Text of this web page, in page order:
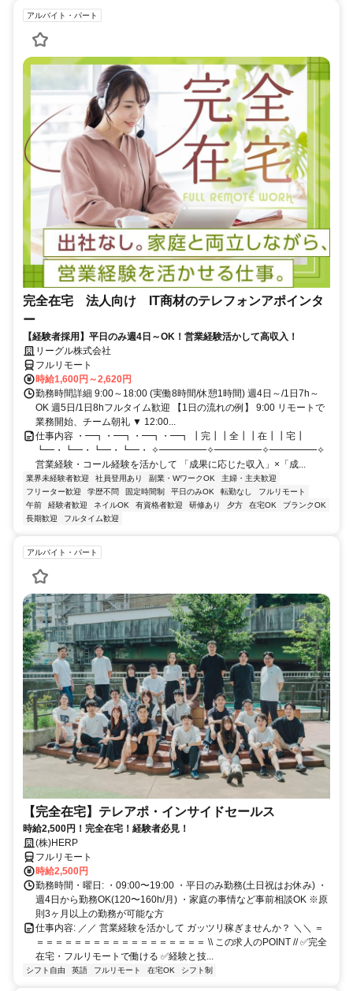
アルバイト・パート
完全在宅 法人向け IT商材のテレフォンアポインタ
ー
【経験者採用】平日のみ週4日～OK！営業経験活かして高収入！
リーグル株式会社
フルリモート
時給1,600円～2,620円
勤務時間詳細 9:00～18:00 (実働8時間/休憩1時間) 週4日～/1日7h～
OK 週5日/1日8hフルタイム歓迎 【1日の流れの例】 9:00 リモートで
業務開始、チーム朝礼 ▼ 12:00...
仕事内容 ・━┓・━┓・━┓・━┓ ┃完┃┃全┃┃在┃┃宅┃
┗━・┗━・┗━・┗━・ ✧━━━━━✧━━━━━✧━━━━━✧
営業経験・コール経験を活かして 「成果に応じた収入」×「成...
業界未経験者歓迎 社員登用あり 副業・WワークOK
主婦・主夫歓迎
フリーター歓迎
学歴不問 固定時間制 平日のみOK 転勤なし
フルリモート
午前
経験者歓迎 ネイルOK 有資格者歓迎 研修あり 夕方 在宅OK
ブランクOK
長期歓迎
フルタイム歓迎
アルバイト・パート
【完全在宅】テレアポ・インサイドセールス
時給2,500円！完全在宅！経験者必見！
(株)HERP
フルリモート
時給2,500円
勤務時間・曜日: ・09:00〜19:00 ・平日のみ勤務(土日祝はお休み) ・
週4日から勤務OK(120〜160h/月) ・家庭の事情など事前相談OK ※原
則3ヶ月以上の勤務が可能な方
仕事内容: ／／ 営業経験を活かして ガッツリ稼ぎませんか？ ＼＼ ＝
＝＝＝＝＝＝＝＝＝＝＝＝＝＝＝＝＝＝ \\ この求人のPOINT // ✅完全
在宅・フルリモートで働ける ✅経験と技...
シフト自由 英語 フルリモート 在宅OK シフト制